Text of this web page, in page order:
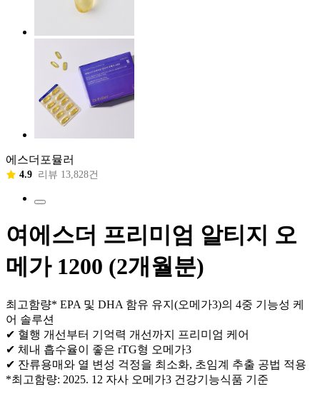
에스더포뮬러
4.9 리뷰 13,828건
여에스더 프리미엄 알티지 오
메가 1200 (2개월분)
최고함량* EPA 및 DHA 함유 유지(오메가3)의 4중 기능성 케
어 솔루션
✔ 혈행 개선부터 기억력 개선까지 프리미엄 케어
✔ 체내 흡수율이 좋은 rTG형 오메가3
✔ 잔류용매와 열 변성 걱정을 최소화, 초임계 추출 공법 적용
*최고함량: 2025. 12 자사 오메가3 건강기능식품 기준